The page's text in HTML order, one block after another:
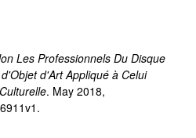
Les Professionnels Du Disque
d'Art Appliqué à Celui
. May 2018,